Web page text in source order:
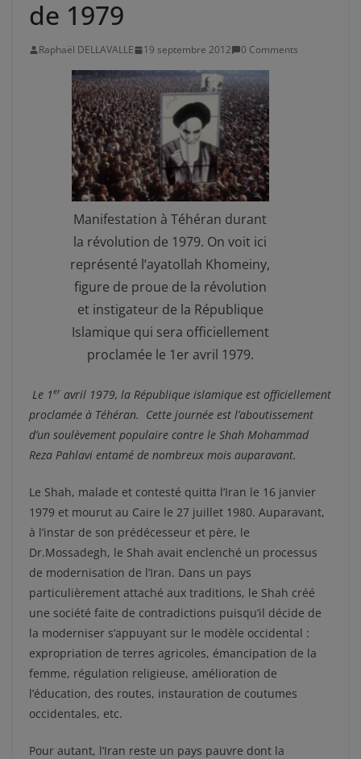
de 1979
Raphaël DELLAVALLE 19 septembre 2012 0 Comments
Manifestation à Téhéran durant
la révolution de 1979. On voit ici
représenté l’ayatollah Khomeiny,
figure de proue de la révolution
et instigateur de la République
Islamique qui sera officiellement
proclamée le 1er avril 1979.
Le 1er avril 1979, la République islamique est officiellement
proclamée à Téhéran. Cette journée est l’aboutissement
d’un soulèvement populaire contre le Shah Mohammad
Reza Pahlavi entamé de nombreux mois auparavant.
Le Shah, malade et contesté quitta l’Iran le 16 janvier
1979 et mourut au Caire le 27 juillet 1980. Auparavant,
à l’instar de son prédécesseur et père, le
Dr.Mossadegh, le Shah avait enclenché un processus
de modernisation de l’Iran. Dans un pays
particulièrement attaché aux traditions, le Shah créé
une société faite de contradictions puisqu’il décide de
la moderniser s’appuyant sur le modèle occidental :
expropriation de terres agricoles, émancipation de la
femme, régulation religieuse, amélioration de
l’éducation, des routes, instauration de coutumes
occidentales, etc.
Pour autant, l’Iran reste un pays pauvre dont la